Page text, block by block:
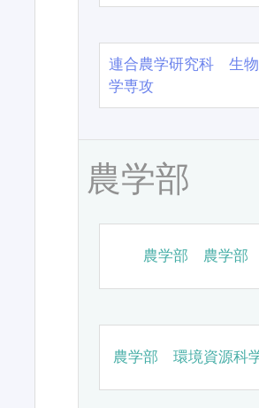
連合農学研究科 生
学専攻
農学部
農学部 農学部
農学部 環境資源科